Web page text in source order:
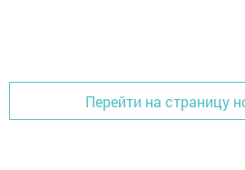
Перейти на страницу